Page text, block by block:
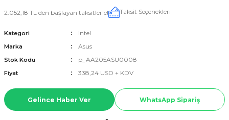
2.052,18 TL den başlayan taksitlerle! Taksit Seçenekleri
Kategori Intel
Marka Asus
Stok Kodu p_AA205ASU0008
Fiyat 338,24 USD + KDV
Gelince Haber Ver WhatsApp Sipariş